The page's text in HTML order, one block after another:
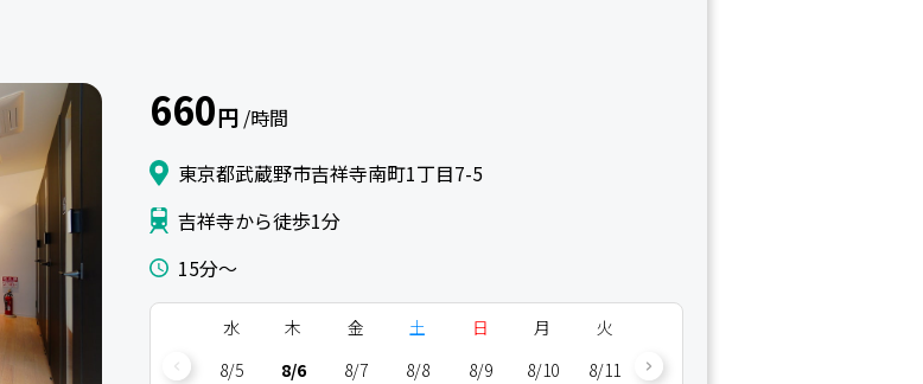
660円 /時間
東京都武蔵野市吉祥寺南町1丁目7-5
吉祥寺から徒歩1分
15分〜
水
8/5
木
8/6
金
8/7
土
8/8
日
8/9
月
8/10
火
8/11
8/12